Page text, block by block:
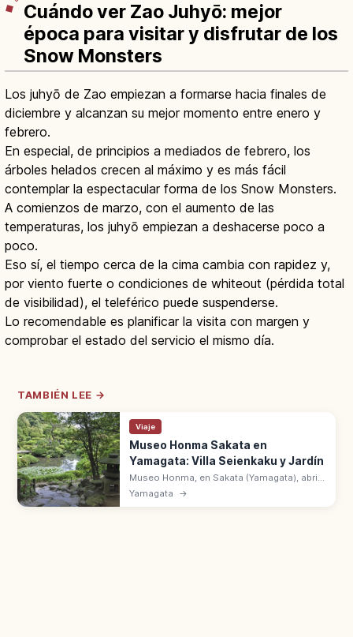
Cuándo ver Zao Juhyō: mejor
época para visitar y disfrutar de los
Snow Monsters
Los juhyō de Zao empiezan a formarse hacia finales de
diciembre y alcanzan su mejor momento entre enero y
febrero.
En especial, de principios a mediados de febrero, los
árboles helados crecen al máximo y es más fácil
contemplar la espectacular forma de los Snow Monsters.
A comienzos de marzo, con el aumento de las
temperaturas, los juhyō empiezan a deshacerse poco a
poco.
Eso sí, el tiempo cerca de la cima cambia con rapidez y,
por viento fuerte o condiciones de whiteout (pérdida total
de visibilidad), el teleférico puede suspenderse.
Lo recomendable es planificar la visita con margen y
comprobar el estado del servicio el mismo día.
TAMBIÉN LEE →
Viaje
Museo Honma Sakata en
Yamagata: Villa Seienkaku y Jardín
Museo Honma, en Sakata (Yamagata), abrió
en 1947 con la colección de la familia
mercantil. Villa Seienkaku de 1813 y jardín
Yamagata →